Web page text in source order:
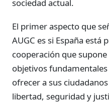
sociedad actual.
El primer aspecto que
AUGC es si España
cooperación que
objetivos fundamentales
ofrecer a sus
libertad, seguridad y